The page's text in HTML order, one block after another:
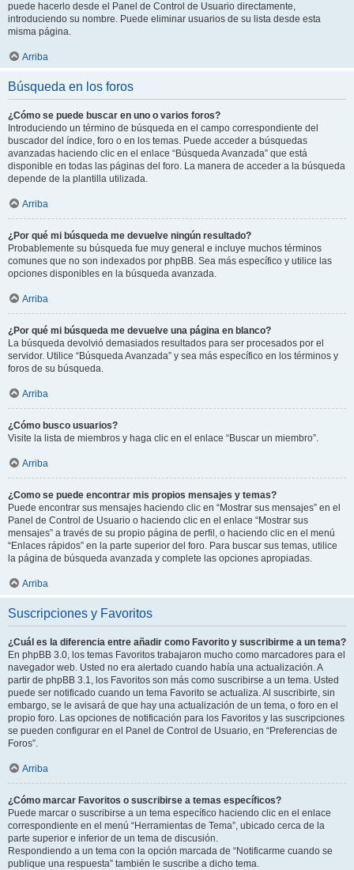
puede hacerlo desde el Panel de Control de Usuario directamente,
introduciendo su nombre. Puede eliminar usuarios de su lista desde esta
misma página.
Arriba
Búsqueda en los foros
¿Cómo se puede buscar en uno o varios foros?
Introduciendo un término de búsqueda en el campo correspondiente del
buscador del índice, foro o en los temas. Puede acceder a búsquedas
avanzadas haciendo clic en el enlace “Búsqueda Avanzada” que está
disponible en todas las páginas del foro. La manera de acceder a la búsqueda
depende de la plantilla utilizada.
Arriba
¿Por qué mi búsqueda me devuelve ningún resultado?
Probablemente su búsqueda fue muy general e incluye muchos términos
comunes que no son indexados por phpBB. Sea más específico y utilice las
opciones disponibles en la búsqueda avanzada.
Arriba
¿Por qué mi búsqueda me devuelve una página en blanco?
La búsqueda devolvió demasiados resultados para ser procesados por el
servidor. Utilice “Búsqueda Avanzada” y sea más específico en los términos y
foros de su búsqueda.
Arriba
¿Cómo busco usuarios?
Visite la lista de miembros y haga clic en el enlace “Buscar un miembro”.
Arriba
¿Como se puede encontrar mis propios mensajes y temas?
Puede encontrar sus mensajes haciendo clic en “Mostrar sus mensajes” en el
Panel de Control de Usuario o haciendo clic en el enlace “Mostrar sus
mensajes” a través de su propio página de perfil, o haciendo clic en el menú
“Enlaces rápidos” en la parte superior del foro. Para buscar sus temas, utilice
la página de búsqueda avanzada y complete las opciones apropiadas.
Arriba
Suscripciones y Favoritos
¿Cuál es la diferencia entre añadir como Favorito y suscribirme a un tema?
En phpBB 3.0, los temas Favoritos trabajaron mucho como marcadores para el
navegador web. Usted no era alertado cuando había una actualización. A
partir de phpBB 3.1, los Favoritos son más como suscribirse a un tema. Usted
puede ser notificado cuando un tema Favorito se actualiza. Al suscribirte, sin
embargo, se le avisará de que hay una actualización de un tema, o foro en el
propio foro. Las opciones de notificación para los Favoritos y las suscripciones
se pueden configurar en el Panel de Control de Usuario, en “Preferencias de
Foros”.
Arriba
¿Cómo marcar Favoritos o suscribirse a temas específicos?
Puede marcar o suscribirse a un tema específico haciendo clic en el enlace
correspondiente en el menú “Herramientas de Tema”, ubicado cerca de la
parte superior e inferior de un tema de discusión.
Respondiendo a un tema con la opción marcada de “Notificarme cuando se
publique una respuesta” también le suscribe a dicho tema.